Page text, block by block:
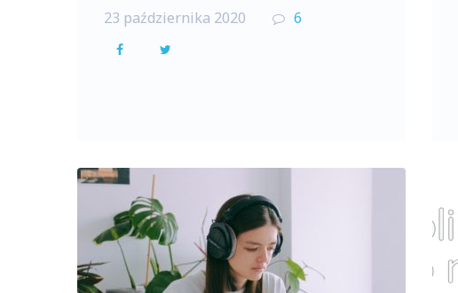
23 października 2020 6
F
b
o
o
k
t
r